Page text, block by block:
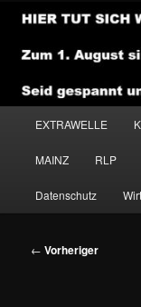
Zum
primären
Inhalt
EXTRAWELLE
MAINZ RLP
Datenschutz
Beitragsnavigation
← Vorheriger